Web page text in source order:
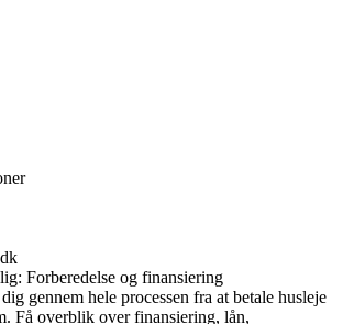
Forberedelse og finansiering
gennem hele processen fra at betale husleje
Få overblik over finansiering, lån,